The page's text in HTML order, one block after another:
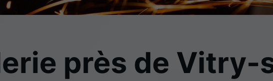
près de Vitry-